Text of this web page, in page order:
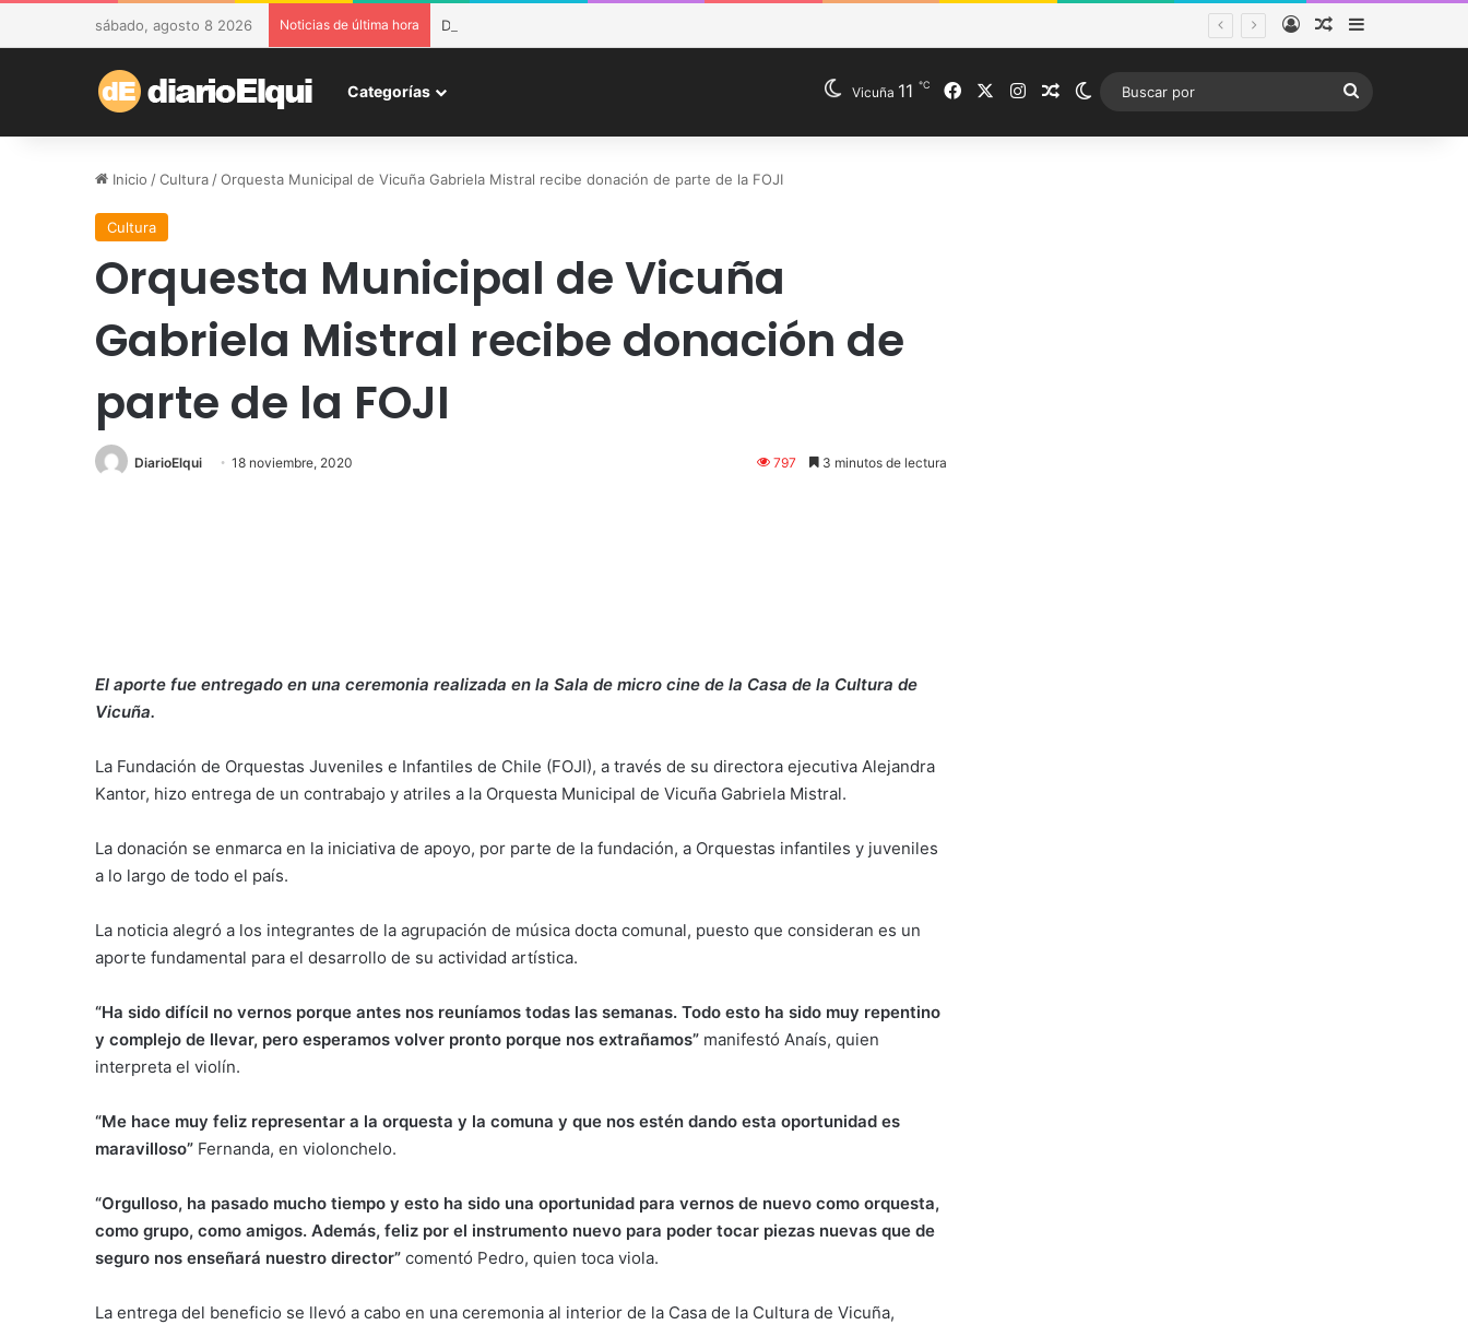
sábado, agosto 8 2026 Noticias de última hora DESAM de Vicuña fortalece preparación de las postas rurales ante intenso sistema frontal AccesoPublicación al
Barra lateral
Categorías Vicuña 11 ℃ FacebookInstagramPublicación al azar
Switch skin
Buscar
Inicio /Cultura /Orquesta Municipal de Vicuña Gabriela Mistral recibe donación de parte de la FOJI
Cultura
Orquesta Municipal de Vicuña
Gabriela Mistral recibe donación de
parte de la FOJI
DiarioElqui 18 noviembre, 2020 797 3 minutos de lectura
El aporte fue entregado en una ceremonia realizada en la Sala de micro cine de la Casa de la Cultura de
Vicuña.
La Fundación de Orquestas Juveniles e Infantiles de Chile (FOJI), a través de su directora ejecutiva Alejandra
Kantor, hizo entrega de un contrabajo y atriles a la Orquesta Municipal de Vicuña Gabriela Mistral.
La donación se enmarca en la iniciativa de apoyo, por parte de la fundación, a Orquestas infantiles y juveniles
a lo largo de todo el país.
La noticia alegró a los integrantes de la agrupación de música docta comunal, puesto que consideran es un
aporte fundamental para el desarrollo de su actividad artística.
“Ha sido difícil no vernos porque antes nos reuníamos todas las semanas. Todo esto ha sido muy repentino
y complejo de llevar, pero esperamos volver pronto porque nos extrañamos” manifestó Anaís, quien
interpreta el violín.
“Me hace muy feliz representar a la orquesta y la comuna y que nos estén dando esta oportunidad es
maravilloso” Fernanda, en violonchelo.
“Orgulloso, ha pasado mucho tiempo y esto ha sido una oportunidad para vernos de nuevo como orquesta,
como grupo, como amigos. Además, feliz por el instrumento nuevo para poder tocar piezas nuevas que de
seguro nos enseñará nuestro director” comentó Pedro, quien toca viola.
La entrega del beneficio se llevó a cabo en una ceremonia al interior de la Casa de la Cultura de Vicuña,